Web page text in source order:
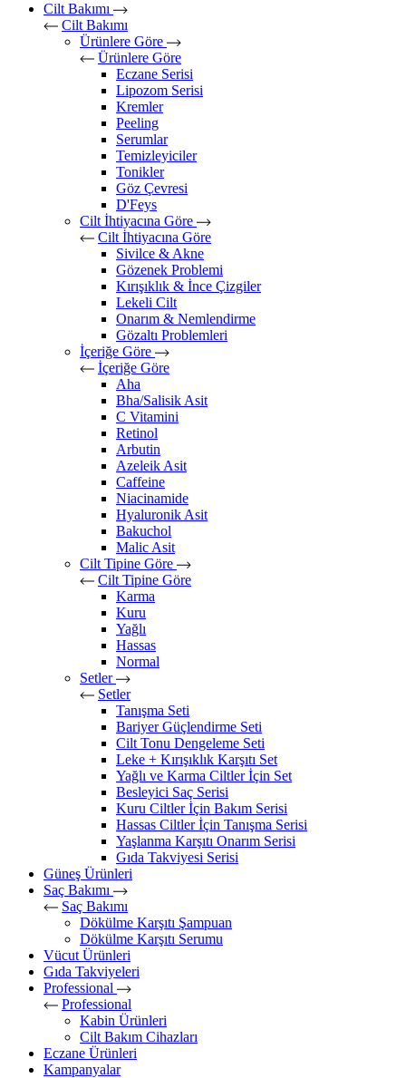
Cilt Bakımı
Cilt Bakımı
Ürünlere Göre
Ürünlere Göre
Eczane Serisi
Lipozom Serisi
Kremler
Peeling
Serumlar
Temizleyiciler
Tonikler
Göz Çevresi
D'Feys
Cilt İhtiyacına Göre
Cilt İhtiyacına Göre
Sivilce & Akne
Gözenek Problemi
Kırışıklık & İnce Çizgiler
Lekeli Cilt
Onarım & Nemlendirme
Gözaltı Problemleri
İçeriğe Göre
İçeriğe Göre
Aha
Bha/Salisik Asit
C Vitamini
Retinol
Arbutin
Azeleik Asit
Caffeine
Niacinamide
Hyaluronik Asit
Bakuchol
Malic Asit
Cilt Tipine Göre
Cilt Tipine Göre
Karma
Kuru
Yağlı
Hassas
Normal
Setler
Setler
Tanışma Seti
Bariyer Güçlendirme Seti
Cilt Tonu Dengeleme Seti
Leke + Kırışıklık Karşıtı Set
Yağlı ve Karma Ciltler İçin Set
Besleyici Saç Serisi
Kuru Ciltler İçin Bakım Serisi
Hassas Ciltler İçin Tanışma Serisi
Yaşlanma Karşıtı Onarım Serisi
Gıda Takviyesi Serisi
Güneş Ürünleri
Saç Bakımı
Saç Bakımı
Dökülme Karşıtı Şampuan
Dökülme Karşıtı Serumu
Vücut Ürünleri
Gıda Takviyeleri
Professional
Professional
Kabin Ürünleri
Cilt Bakım Cihazları
Eczane Ürünleri
Kampanyalar